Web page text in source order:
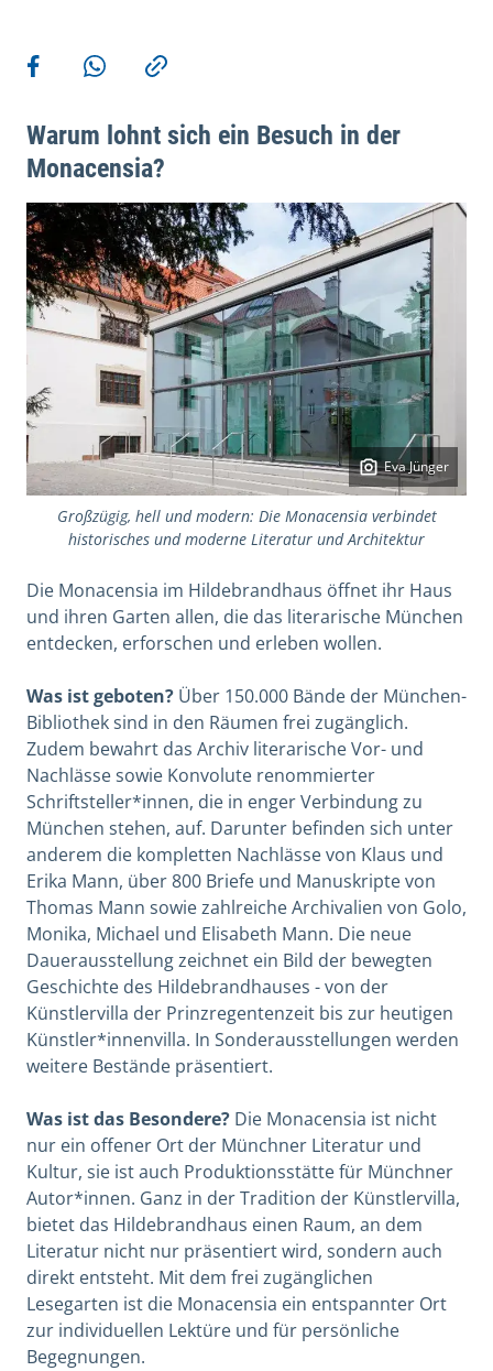
Weitere Aktionen
Teilen auf Facebook
Teilen via WhatsApp
Kopieren
Warum lohnt sich ein Besuch in der
Monacensia?
Eva Jünger
Großzügig, hell und modern: Die Monacensia verbindet
historisches und moderne Literatur und Architektur
Die Monacensia im Hildebrandhaus öffnet ihr Haus
und ihren Garten allen, die das literarische München
entdecken, erforschen und erleben wollen.
Was ist geboten? Über 150.000 Bände der München-
Bibliothek sind in den Räumen frei zugänglich.
Zudem bewahrt das Archiv literarische Vor- und
Nachlässe sowie Konvolute renommierter
Schriftsteller*innen, die in enger Verbindung zu
München stehen, auf. Darunter befinden sich unter
anderem die kompletten Nachlässe von Klaus und
Erika Mann, über 800 Briefe und Manuskripte von
Thomas Mann sowie zahlreiche Archivalien von Golo,
Monika, Michael und Elisabeth Mann. Die neue
Dauerausstellung zeichnet ein Bild der bewegten
Geschichte des Hildebrandhauses - von der
Künstlervilla der Prinzregentenzeit bis zur heutigen
Künstler*innenvilla. In Sonderausstellungen werden
weitere Bestände präsentiert.
Was ist das Besondere? Die Monacensia ist nicht
nur ein offener Ort der Münchner Literatur und
Kultur, sie ist auch Produktionsstätte für Münchner
Autor*innen. Ganz in der Tradition der Künstlervilla,
bietet das Hildebrandhaus einen Raum, an dem
Literatur nicht nur präsentiert wird, sondern auch
direkt entsteht. Mit dem frei zugänglichen
Lesegarten ist die Monacensia ein entspannter Ort
zur individuellen Lektüre und für persönliche
Begegnungen.